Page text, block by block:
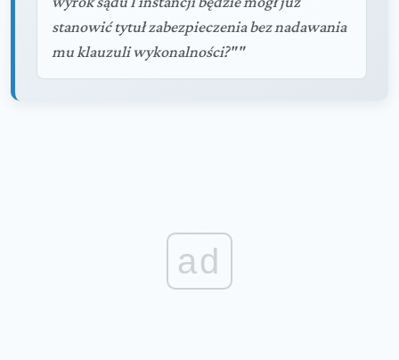
stanowić tytuł zabezpieczenia bez nadawania
mu klauzuli wykonalności?""
ad